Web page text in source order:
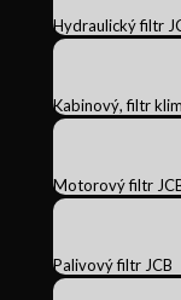
Hydraulický filtr
Kabinový, filtr
Motorový filtr
Palivový filtr JCB